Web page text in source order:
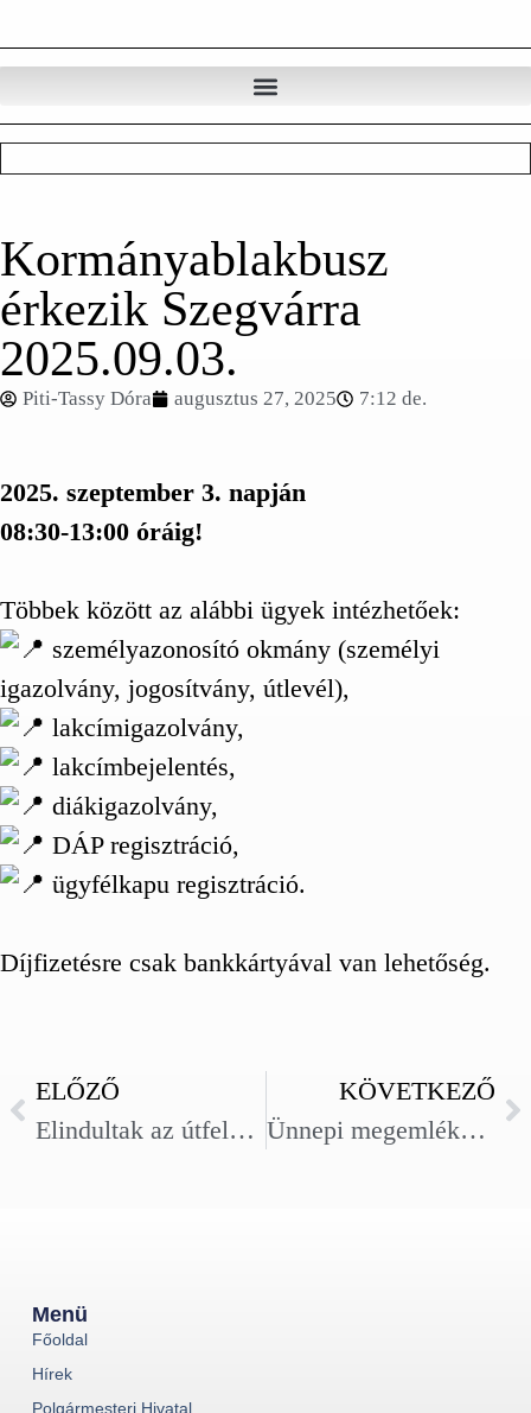
Kormányablakbusz
érkezik Szegvárra
2025.09.03.
Piti-Tassy Dóra augusztus 27, 2025 7:12 de.
2025. szeptember 3. napján
08:30-13:00 óráig!
Többek között az alábbi ügyek intézhetőek:
személyazonosító okmány (személyi
igazolvány, jogosítvány, útlevél),
lakcímigazolvány,
lakcímbejelentés,
diákigazolvány,
DÁP regisztráció,
ügyfélkapu regisztráció.
Díjfizetésre csak bankkártyával van lehetőség.
ELŐZŐ
Elindultak az útfelújítási munkálatok Szegváron
KÖVETKEZŐ
Ünnepi megemlékezés és kenyérszentelés, Falunapi kavalkád Szegváron
Menü
Főoldal
Hírek
Polgármesteri Hivatal